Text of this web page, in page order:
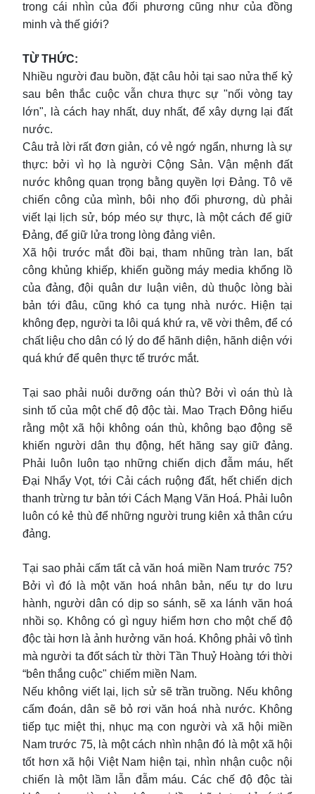
trong cái nhìn của đối phương cũng như của đồng
minh và thế giới?
TỪ THỨC:
Nhiều người đau buồn, đặt câu hỏi tại sao nửa thế kỷ
sau bên thắc cuộc vẫn chưa thực sự "nối vòng tay
lớn", là cách hay nhất, duy nhất, để xây dựng lại đất
nước.
Câu trả lời rất đơn giản, có vẻ ngớ ngẩn, nhưng là sự
thực: bởi vì họ là người Cộng Sản. Vận mệnh đất
nước không quan trọng bằng quyền lợi Đảng. Tô vẽ
chiến công của mình, bôi nhọ đối phương, dù phải
viết lại lịch sử, bóp méo sự thực, là một cách để giữ
Đảng, để giữ lửa trong lòng đảng viên.
Xã hội trước mắt đồi bại, tham nhũng tràn lan, bất
công khủng khiếp, khiến guồng máy media khổng lồ
của đảng, đội quân dư luận viên, dù thuộc lòng bài
bản tới đâu, cũng khó ca tụng nhà nước. Hiện tại
không đẹp, người ta lôi quá khứ ra, vẽ vời thêm, để có
chất liệu cho dân có lý do để hãnh diện, hãnh diện với
quá khứ để quên thực tế trước mắt.
Tại sao phải nuôi dưỡng oán thù? Bởi vì oán thù là
sinh tố của một chế độ độc tài. Mao Trạch Đông hiểu
rằng một xã hội không oán thù, không bạo động sẽ
khiến người dân thụ động, hết hăng say giữ đảng.
Phải luôn luôn tạo những chiến dịch đẫm máu, hết
Đại Nhẩy Vọt, tới Cải cách ruộng đất, hết chiến dịch
thanh trừng tư bản tới Cách Mạng Văn Hoá. Phải luôn
luôn có kẻ thù để những người trung kiên xả thân cứu
đảng.
Tại sao phải cấm tất cả văn hoá miền Nam trước 75?
Bởi vì đó là một văn hoá nhân bản, nếu tự do lưu
hành, người dân có dịp so sánh, sẽ xa lánh văn hoá
nhồi sọ. Không có gì nguy hiểm hơn cho một chế độ
độc tài hơn là ảnh hưởng văn hoá. Không phải vô tình
mà người ta đốt sách từ thời Tần Thuỷ Hoàng tới thời
“bên thắng cuộc" chiếm miền Nam.
Nếu không viết lại, lịch sử sẽ trần truồng. Nếu không
cấm đoán, dân sẽ bỏ rơi văn hoá nhà nước. Không
tiếp tục miệt thị, nhục mạ con người và xã hội miền
Nam trước 75, là một cách nhìn nhận đó là một xã hội
tốt hơn xã hội Việt Nam hiện tại, nhìn nhận cuộc nội
chiến là một lầm lẫn đẫm máu. Các chế độ độc tài